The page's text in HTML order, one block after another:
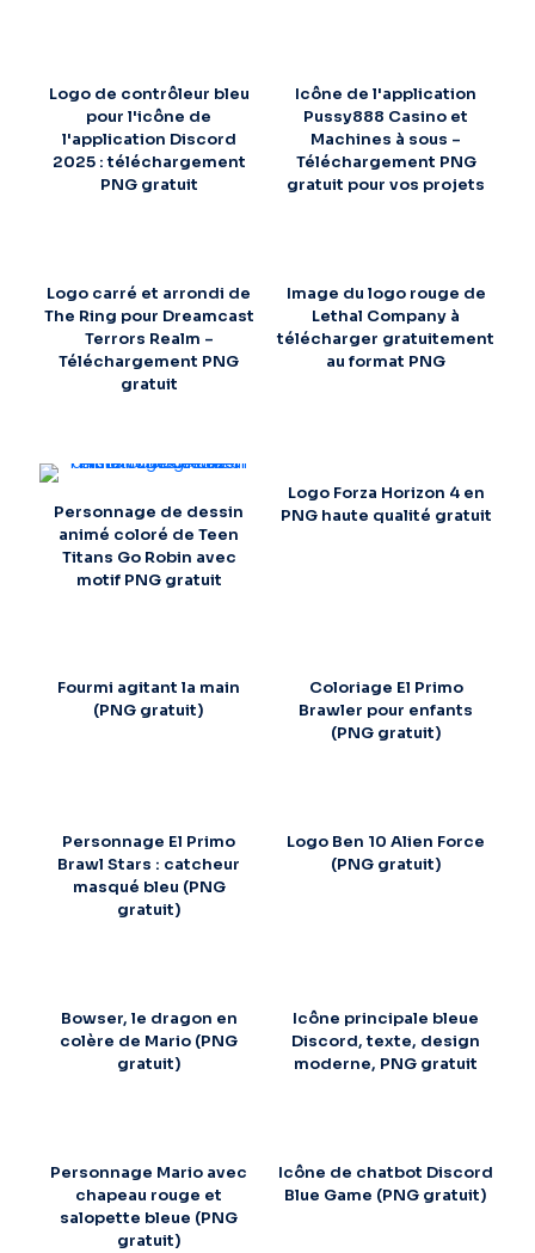
Logo de contrôleur bleu
pour l'icône de
l'application Discord
2025 : téléchargement
PNG gratuit
Icône de l'application
Pussy888 Casino et
Machines à sous –
Téléchargement PNG
gratuit pour vos projets
Logo carré et arrondi de
The Ring pour Dreamcast
Terrors Realm –
Téléchargement PNG
gratuit
Image du logo rouge de
Lethal Company à
télécharger gratuitement
au format PNG
Personnage de dessin
animé coloré de Teen
Titans Go Robin avec
motif PNG gratuit
Logo Forza Horizon 4 en
PNG haute qualité gratuit
Fourmi agitant la main
(PNG gratuit)
Coloriage El Primo
Brawler pour enfants
(PNG gratuit)
Personnage El Primo
Brawl Stars : catcheur
masqué bleu (PNG
gratuit)
Logo Ben 10 Alien Force
(PNG gratuit)
Bowser, le dragon en
colère de Mario (PNG
gratuit)
Icône principale bleue
Discord, texte, design
moderne, PNG gratuit
Personnage Mario avec
chapeau rouge et
salopette bleue (PNG
gratuit)
Icône de chatbot Discord
Blue Game (PNG gratuit)